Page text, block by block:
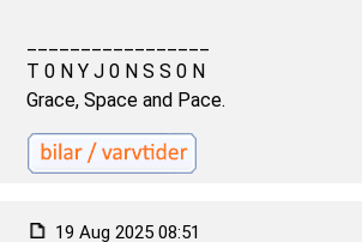
T 0 N Y J 0 N S S 0 N
Grace, Space and Pace.
19 Aug 2025 08:51